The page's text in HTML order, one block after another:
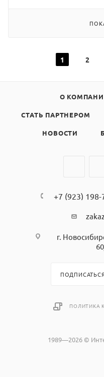
1 2
О
СТАТЬ ПАРТНЕРОМ
НОВОСТИ
+7 (923) 198-
г.
ПОЛИТИКА
1989—2026 ©